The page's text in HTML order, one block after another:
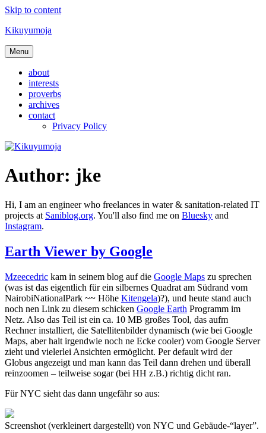
Skip to content
Kikuyumoja
Menu
about
interests
proverbs
archives
contact
Privacy Policy
Author: jke
Hi, I am an engineer who freelances in water & sanitation-related IT
projects at Saniblog.org. You'll also find me on Bluesky and
Instagram.
Earth Viewer by Google
Mzeecedric kam in seinem blog auf die Google Maps zu sprechen
(was ist das eigentlich für ein silbernes Quadrat am Südrand vom
NairobiNationalPark ~~ Höhe Kitengela)?), und heute stand auch
noch nen Link zu diesem schicken Google Earth Programm im
Netz. Also das Teil ist ein ca. 10 MB großes Tool, das aufm
Rechner installiert, die Satellitenbilder dynamisch (wie bei Google
Maps, aber halt irgendwie noch ne Ecke cooler) vom Google Server
zieht und vielerlei Ansichten ermöglicht. Per default wird der
Globus angezeigt und man kann das Teil dann drehen und überall
reinzoomen – teilweise sogar (bei HH z.B.) richtig dicht ran.
Für NYC sieht das dann ungefähr so aus:
Screenshot (verkleinert dargestellt) von NYC und Gebäude-“layer”.